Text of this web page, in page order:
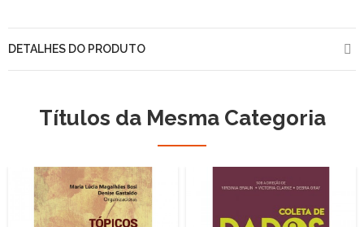
DETALHES DO PRODUTO
Títulos da Mesma Categoria